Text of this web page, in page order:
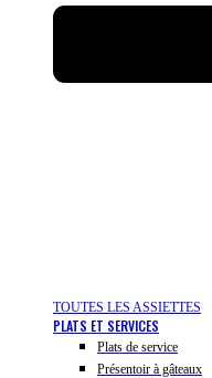
TOUTES LES ASSIETTES
PLATS ET SERVICES
Plats de service
Présentoir à gâteaux